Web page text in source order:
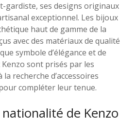
gardiste, ses designs originaux
exceptionnel. Les bijoux
haut de gamme de la
avec des matériaux de qualité
symbole d’élégance et de
sont prisés par les
recherche d’accessoires
compléter leur tenue.
de Kenzo